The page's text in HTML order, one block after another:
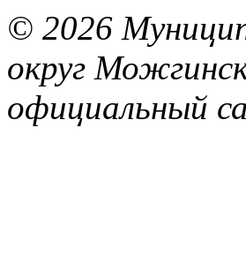
© 2026
округ
официальный